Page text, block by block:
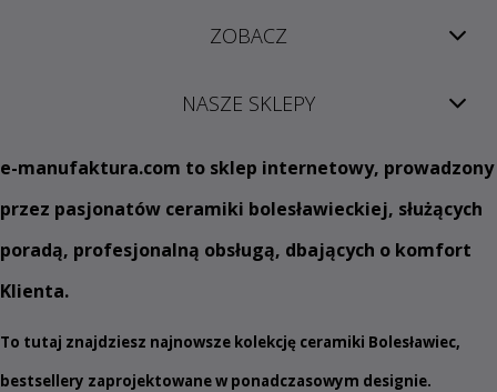
ZOBACZ
NASZE SKLEPY
e-manufaktura.com to sklep internetowy, prowadzony
przez pasjonatów ceramiki bolesławieckiej, służących
poradą, profesjonalną obsługą, dbających o komfort
Klienta.
To tutaj znajdziesz najnowsze kolekcję ceramiki Bolesławiec,
bestsellery zaprojektowane w ponadczasowym designie.